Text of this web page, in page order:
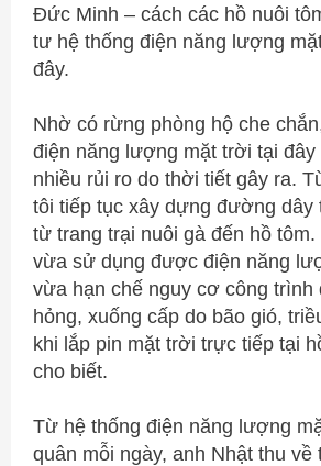
Đức Minh – cách các hồ nuôi
tư hệ thống điện năng lượng
đây.
Nhờ có rừng phòng hộ che
điện năng lượng mặt trời tại
nhiều rủi ro do thời tiết gây ra.
tôi tiếp tục xây dựng đường dây
từ trang trại nuôi gà đến hồ
vừa sử dụng được điện năng
vừa hạn chế nguy cơ công trình
hỏng, xuống cấp do bão gió,
khi lắp pin mặt trời trực tiếp tại
cho biết.
Từ hệ thống điện năng lượng
quân mỗi ngày, anh Nhật thu về